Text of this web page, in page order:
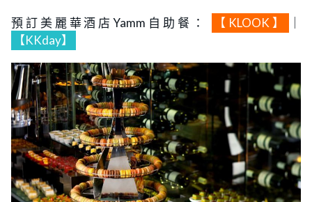
預訂美麗華酒店Yamm自助餐： 【KLOOK】
【KKday】